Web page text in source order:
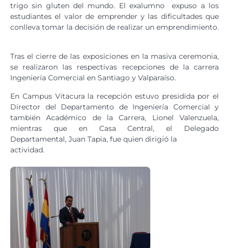
trigo sin gluten del mundo. El exalumno expuso a los
estudiantes el valor de emprender y las dificultades que
conlleva tomar la decisión de realizar un emprendimiento.
Tras el cierre de las exposiciones en la masiva ceremonia,
se realizaron las respectivas recepciones de la carrera
Ingeniería Comercial en Santiago y Valparaíso.
En Campus Vitacura la recepción estuvo presidida por el
Director del Departamento de Ingeniería Comercial y
también Académico de la Carrera, Lionel Valenzuela,
mientras que en Casa Central, el Delegado
Departamental, Juan Tapia, fue quien dirigió la
actividad.